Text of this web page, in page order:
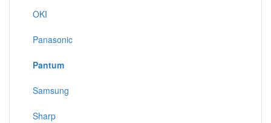
OKI
Panasonic
Pantum
Samsung
Sharp